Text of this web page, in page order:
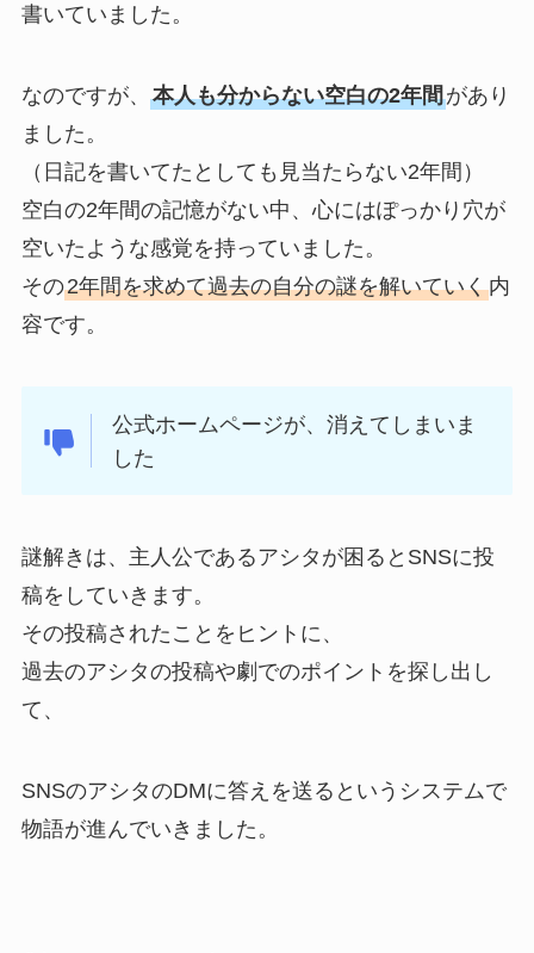
書いていました。
なのですが、 本人も分からない空白の2年間があり
ました。
（日記を書いてたとしても見当たらない2年間）
空白の2年間の記憶がない中、心にはぽっかり穴が
空いたような感覚を持っていました。
その2年間を求めて過去の自分の謎を解いていく内
容です。
公式ホームページが、消えてしまいま
した
謎解きは、主人公であるアシタが困るとSNSに投
稿をしていきます。
その投稿されたことをヒントに、
過去のアシタの投稿や劇でのポイントを探し出し
て、
SNSのアシタのDMに答えを送るというシステムで
物語が進んでいきました。